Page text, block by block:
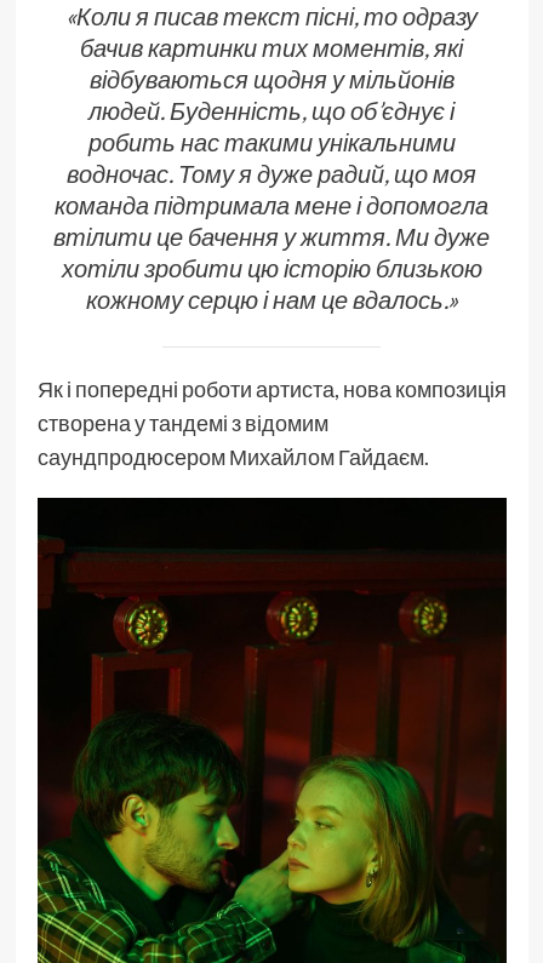
«Коли я писав текст пісні, то одразу
бачив картинки тих моментів, які
відбуваються щодня у мільйонів
людей. Буденність, що об’єднує і
робить нас такими унікальними
водночас. Тому я дуже радий, що моя
команда підтримала мене і допомогла
втілити це бачення у життя. Ми дуже
хотіли зробити цю історію близькою
кожному серцю і нам це вдалось.»
Як і попередні роботи артиста, нова композиція
створена у тандемі з відомим
саундпродюсером Михайлом Гайдаєм.